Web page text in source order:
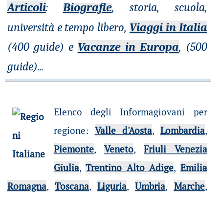
Articoli: Biografie, storia, scuola,
università e tempo libero, Viaggi in Italia
(400 guide) e Vacanze in Europa, (500
guide)...
Elenco degli Informagiovani per
regione: Valle d'Aosta, Lombardia,
Piemonte, Veneto,Friuli Venezia
Giulia,Trentino Alto Adige, Emilia
Romagna, Toscana,Liguria,Umbria, Marche,